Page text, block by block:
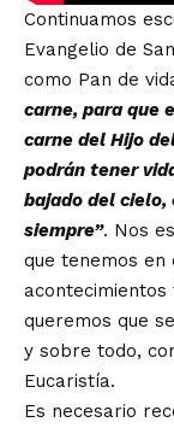
Continuamos
Evangelio de
como Pan de
carne, para que
carne del Hijo
podrán tener
bajado del cielo,
siempre”. Nos
que tenemos en
queremos que
y sobre todo,
Eucaristía.
Es necesario